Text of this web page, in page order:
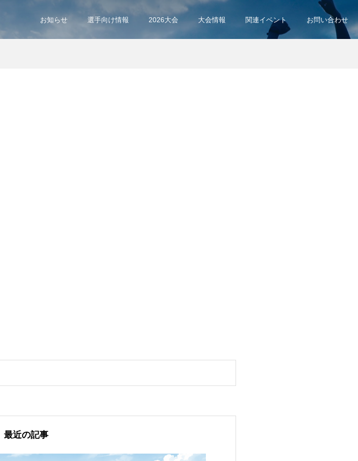
お知らせ 選手向け情報 2026大会 大会情報 関連イベント お問い合わせ
最近の記事